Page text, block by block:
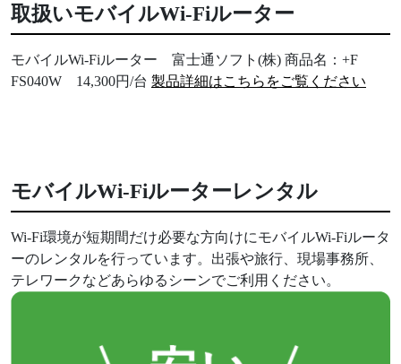
取扱いモバイルWi-Fiルーター
モバイルWi-Fiルーター 富士通ソフト(株) 商品名：+F
FS040W 14,300円/台 製品詳細はこちらをご覧ください
モバイルWi-Fiルーターレンタル
Wi-Fi環境が短期間だけ必要な方向けにモバイルWi-Fiルータ
ーのレンタルを行っています。出張や旅行、現場事務所、
テレワークなどあらゆるシーンでご利用ください。